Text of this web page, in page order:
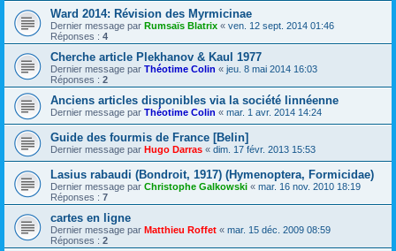
Ward 2014: Révision des Myrmicinae
Dernier message par Rumsaïs Blatrix « ven. 12 sept. 2014 01:46
Réponses : 4
Cherche article Plekhanov & Kaul 1977
Dernier message par Théotime Colin « jeu. 8 mai 2014 16:03
Réponses : 2
Anciens articles disponibles via la société linnéenne
Dernier message par Théotime Colin « mar. 1 avr. 2014 14:24
Guide des fourmis de France [Belin]
Dernier message par Hugo Darras « dim. 17 févr. 2013 15:53
Lasius rabaudi (Bondroit, 1917) (Hymenoptera, Formicidae)
Dernier message par Christophe Galkowski « mar. 16 nov. 2010 18:19
Réponses : 7
cartes en ligne
Dernier message par Matthieu Roffet « mar. 15 déc. 2009 08:59
Réponses : 2